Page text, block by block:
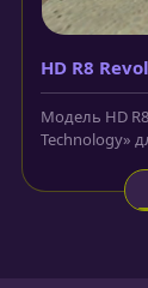
HD R8
Модель HD
Technology»